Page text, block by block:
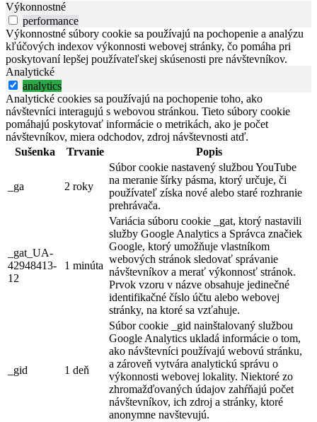
Výkonnostné
performance
Výkonnostné súbory cookie sa používajú na pochopenie a analýzu
kľúčových indexov výkonnosti webovej stránky, čo pomáha pri
poskytovaní lepšej používateľskej skúsenosti pre návštevníkov.
Analytické
analytics
Analytické cookies sa používajú na pochopenie toho, ako
návštevníci interagujú s webovou stránkou. Tieto súbory cookie
pomáhajú poskytovať informácie o metrikách, ako je počet
návštevníkov, miera odchodov, zdroj návštevnosti atď.
Sušenka
Trvanie Popis
_ga 2 roky
Súbor cookie nastavený službou YouTube
na meranie šírky pásma, ktorý určuje, či
používateľ získa nové alebo staré rozhranie
prehrávača.
_gat_UA-
42948413-
12
1 minúta
Variácia súboru cookie _gat, ktorý nastavili
služby Google Analytics a Správca značiek
Google, ktorý umožňuje vlastníkom
webových stránok sledovať správanie
návštevníkov a merať výkonnosť stránok.
Prvok vzoru v názve obsahuje jedinečné
identifikačné číslo účtu alebo webovej
stránky, na ktoré sa vzťahuje.
_gid 1 deň
Súbor cookie _gid nainštalovaný službou
Google Analytics ukladá informácie o tom,
ako návštevníci používajú webovú stránku,
a zároveň vytvára analytickú správu o
výkonnosti webovej lokality. Niektoré zo
zhromažďovaných údajov zahŕňajú počet
návštevníkov, ich zdroj a stránky, ktoré
anonymne navštevujú.